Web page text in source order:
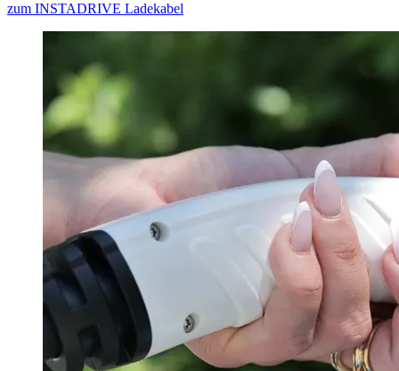
zum INSTADRIVE Ladekabel